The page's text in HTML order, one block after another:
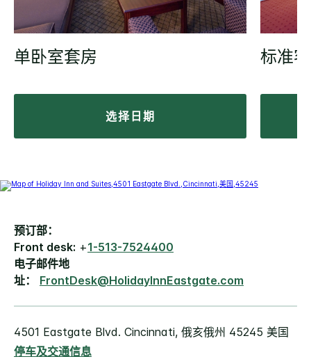
单卧室套房
选择日期
标准
预订部：
Front desk: +1-513-7524400
电子邮件地
址：
FrontDesk@HolidayInnEastgate.com
4501 Eastgate Blvd. Cincinnati, 俄亥俄州 45245 美国
停车及交通信息